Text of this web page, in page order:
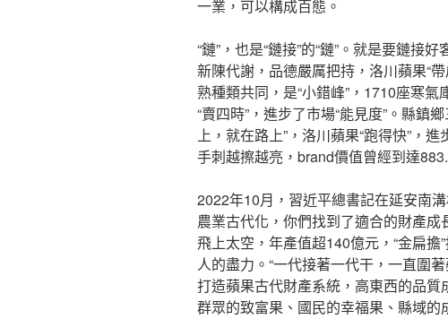
一業，可以構成百態。
“鏈”，也是“鏈接”的“鏈”。就是要鏈接
新陳代謝，品德嚴厲把持，洛川蘋果“
熟種類共同，是“小錯峰”，1710座寒氣
“賣四時”，進步了市場“能見度”。縣鎮
上，就在路上”，洛川蘋果“跑得快”，
手刺越擦越亮，brand價值曾經到達
2022年10月，習近平總書記在延安南
農業古代化，你們找到了適合的財產成
飛上太空，年產值超140億元，“金扁
人的盡力。“一代接著一代干，一直圍
打造蘋果古代財產系統，高東西的品
群眾的致富果、國民的幸福果、縣域的